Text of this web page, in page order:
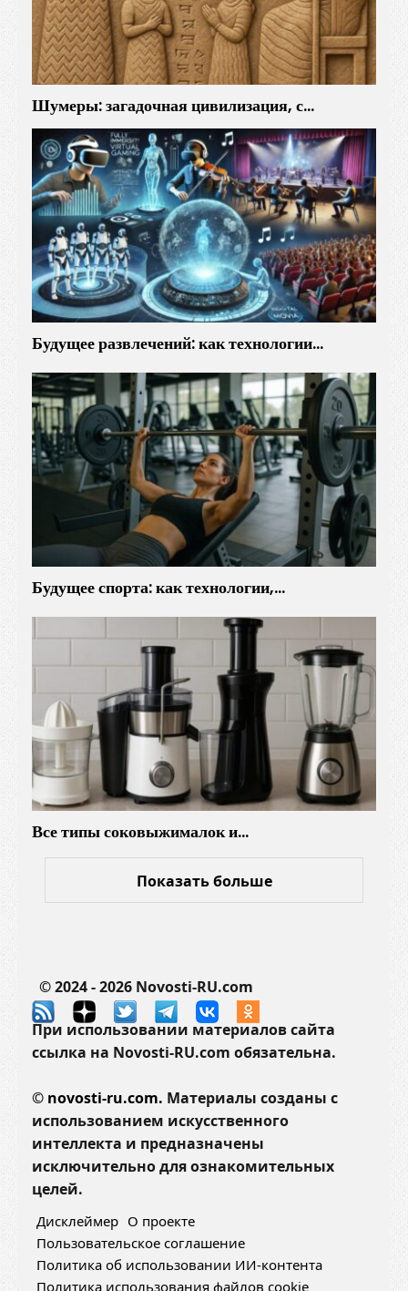
Шумеры: загадочная цивилизация, с…
Будущее развлечений: как технологии…
Будущее спорта: как технологии,…
Все типы соковыжималок и…
Показать больше
© 2024 - 2026 Novosti-RU.com
При использовании материалов сайта
ссылка на Novosti-RU.com обязательна.
© novosti-ru.com. Материалы созданы с
использованием искусственного
интеллекта и предназначены
исключительно для ознакомительных
целей.
Дисклеймер О проекте
Пользовательское соглашение
Политика об использовании ИИ-контента
Политика использования файлов cookie